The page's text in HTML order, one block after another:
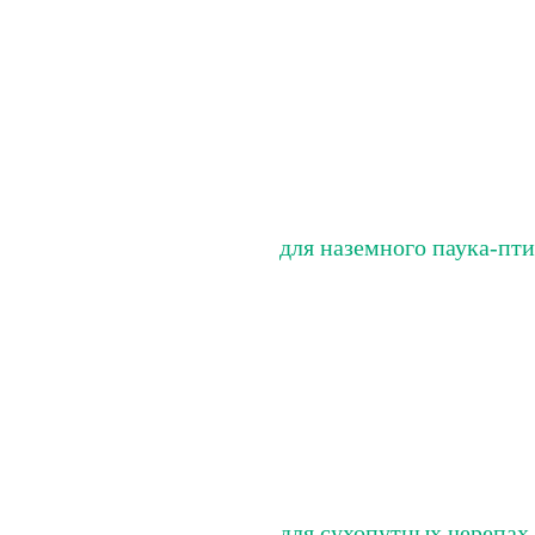
для наземного паука-